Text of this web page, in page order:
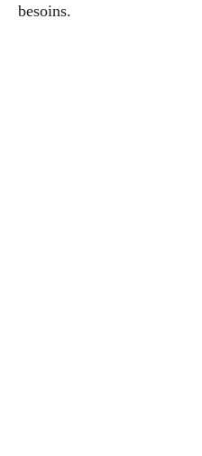
besoins.